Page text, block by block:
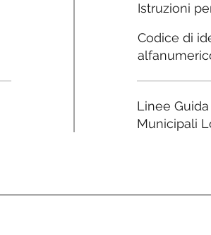
Istruzioni
Codice di
Linee Guida
Municipali